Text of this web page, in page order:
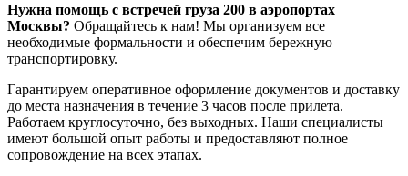
Нужна помощь с встречей груза 200 в аэропортах
Москвы? Обращайтесь к нам! Мы организуем все
необходимые формальности и обеспечим бережную
транспортировку.
Гарантируем оперативное оформление документов и доставку
до места назначения в течение 3 часов после прилета.
Работаем круглосуточно, без выходных. Наши специалисты
имеют большой опыт работы и предоставляют полное
сопровождение на всех этапах.